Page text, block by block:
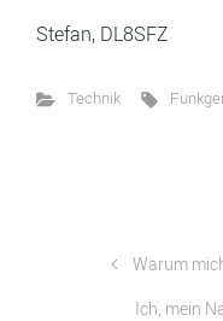
Stefan, DL8SFZ
Technik
Warum
Ich, mein